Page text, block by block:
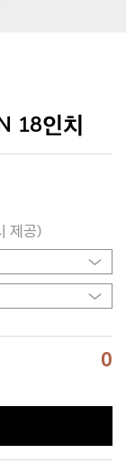
18인치
제공)
0